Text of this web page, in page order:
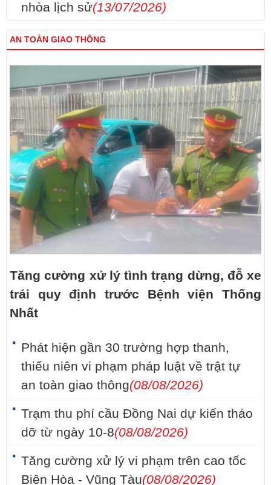
nhòa lịch sử(13/07/2026)
AN TOÀN GIAO THÔNG
Tăng cường xử lý tình trạng dừng, đỗ xe
trái quy định trước Bệnh viện Thống
Nhất
Phát hiện gần 30 trường hợp thanh,
thiếu niên vi phạm pháp luật về trật tự
an toàn giao thông(08/08/2026)
Trạm thu phí cầu Đồng Nai dự kiến tháo
dỡ từ ngày 10-8(08/08/2026)
Tăng cường xử lý vi phạm trên cao tốc
Biên Hòa - Vũng Tàu(08/08/2026)